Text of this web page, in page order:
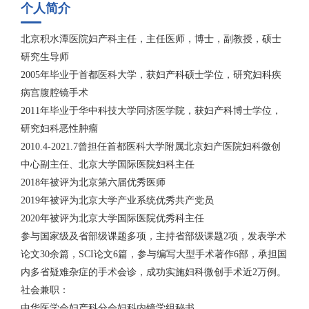
个人简介
北京积水潭医院妇产科主任，主任医师，博士，副教授，硕士
研究生导师
2005年毕业于首都医科大学，获妇产科硕士学位，研究妇科疾
病宫腹腔镜手术
2011年毕业于华中科技大学同济医学院，获妇产科博士学位，
研究妇科恶性肿瘤
2010.4-2021.7曾担任首都医科大学附属北京妇产医院妇科微创
中心副主任、北京大学国际医院妇科主任
2018年被评为北京第六届优秀医师
2019年被评为北京大学产业系统优秀共产党员
2020年被评为北京大学国际医院优秀科主任
参与国家级及省部级课题多项，主持省部级课题2项，发表学术
论文30余篇，SCI论文6篇，参与编写大型手术著作6部，承担国
内多省疑难杂症的手术会诊，成功实施妇科微创手术近2万例。
社会兼职：